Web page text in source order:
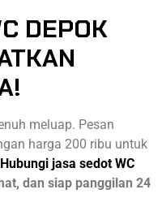
DEPOK
meluap. Pesan
harga 200 ribu untuk
Hubungi jasa sedot WC
dan siap panggilan 24